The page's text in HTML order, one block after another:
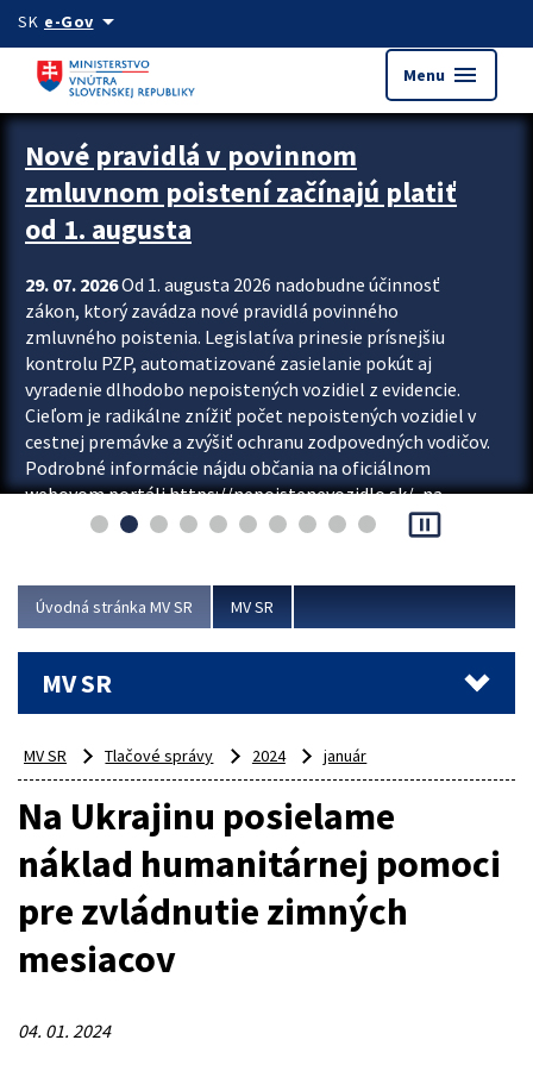
Preskocit na hlavný obsah
SK e-Govarrow_drop_down
Menu menu
Zastavit automatický posun upútavok
Nové pravidlá v povinnom
zmluvnom poistení začínajú platiť
od 1. augusta
29. 07. 2026Od 1. augusta 2026 nadobudne účinnosť
zákon, ktorý zavádza nové pravidlá povinného
zmluvného poistenia. Legislatíva prinesie prísnejšiu
kontrolu PZP, automatizované zasielanie pokút aj
vyradenie dlhodobo nepoistených vozidiel z evidencie.
Cieľom je radikálne znížiť počet nepoistených vozidiel v
cestnej premávke a zvýšiť ochranu zodpovedných vodičov.
Podrobné informácie nájdu občania na oficiálnom
webovom portáli https://nepoistenevozidlo.sk/, na
ktorom od augusta pribudne aj možnosť overiť si...
pause_presentation
Úvodná stránka MV SR MV SR
MV SR
MV SR Tlačové správy 2024 január
Na Ukrajinu posielame
náklad humanitárnej pomoci
pre zvládnutie zimných
mesiacov
04. 01. 2024